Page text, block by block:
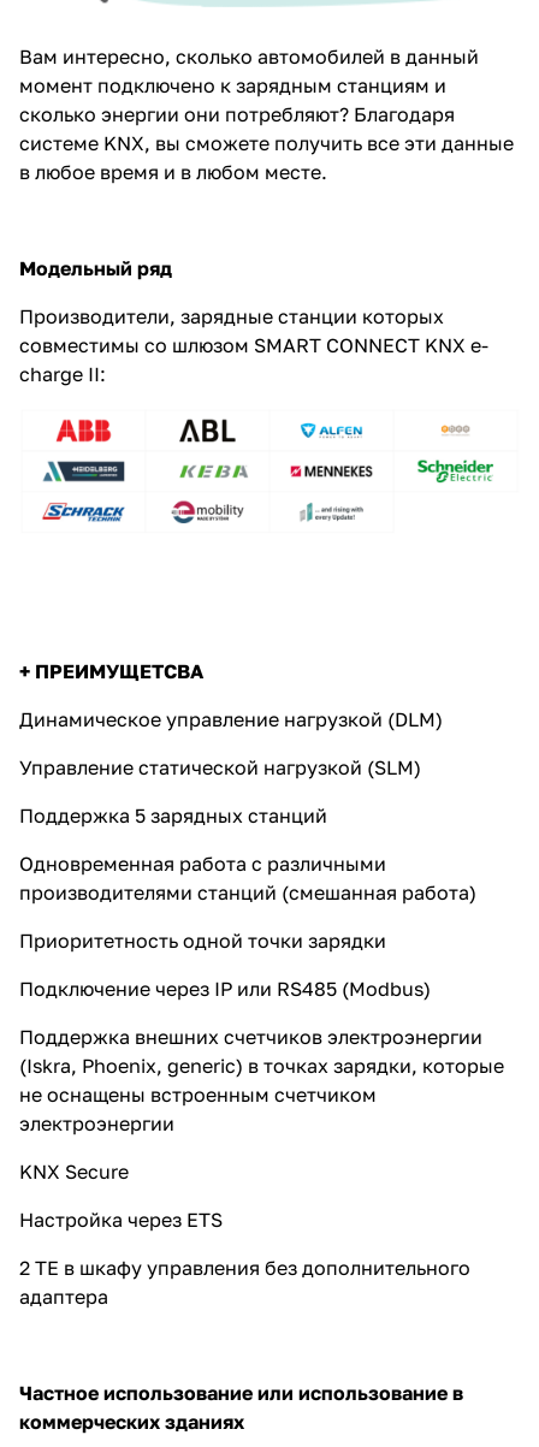
Вам интересно, сколько автомобилей в данный
момент подключено к зарядным станциям и
сколько энергии они потребляют? Благодаря
системе KNX, вы сможете получить все эти данные
в любое время и в любом месте.
Модельный ряд
Производители, зарядные станции которых
совместимы со шлюзом SMART CONNECT KNX e-
charge II:
+ ПРЕИМУЩЕТСВА
Динамическое управление нагрузкой (DLM)
Управление статической нагрузкой (SLM)
Поддержка 5 зарядных станций
Одновременная работа с различными
производителями станций (смешанная работа)
Приоритетность одной точки зарядки
Подключение через IP или RS485 (Modbus)
Поддержка внешних счетчиков электроэнергии
(Iskra, Phoenix, generic) в точках зарядки, которые
не оснащены встроенным счетчиком
электроэнергии
KNX Secure
Настройка через ETS
2 TE в шкафу управления без дополнительного
адаптера
Частное использование или использование в
коммерческих зданиях